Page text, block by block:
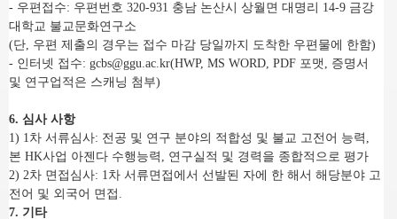
- 우편접수: 우편번호 320-931 충남 논산시 상월면 대명리 14-9 금강
대학교 불교문화연구소
(단, 우편 제출의 경우는 접수 마감 당일까지 도착한 우편물에 한함)
- 인터넷 접수: gcbs@ggu.ac.kr(HWP, MS WORD, PDF 포맷, 증명서
및 연구업적은 스캐닝 첨부)
6. 심사 사항
1) 1차 서류심사: 전공 및 연구 분야의 적합성 및 불교 고전어 능력,
본 HK사업 아젠다 수행능력, 연구실적 및 경력을 종합적으로 평가
2) 2차 면접심사: 1차 서류면접에서 선발된 자에 한 해서 해당분야 고
전어 및 외국어 면접.
7. 기타